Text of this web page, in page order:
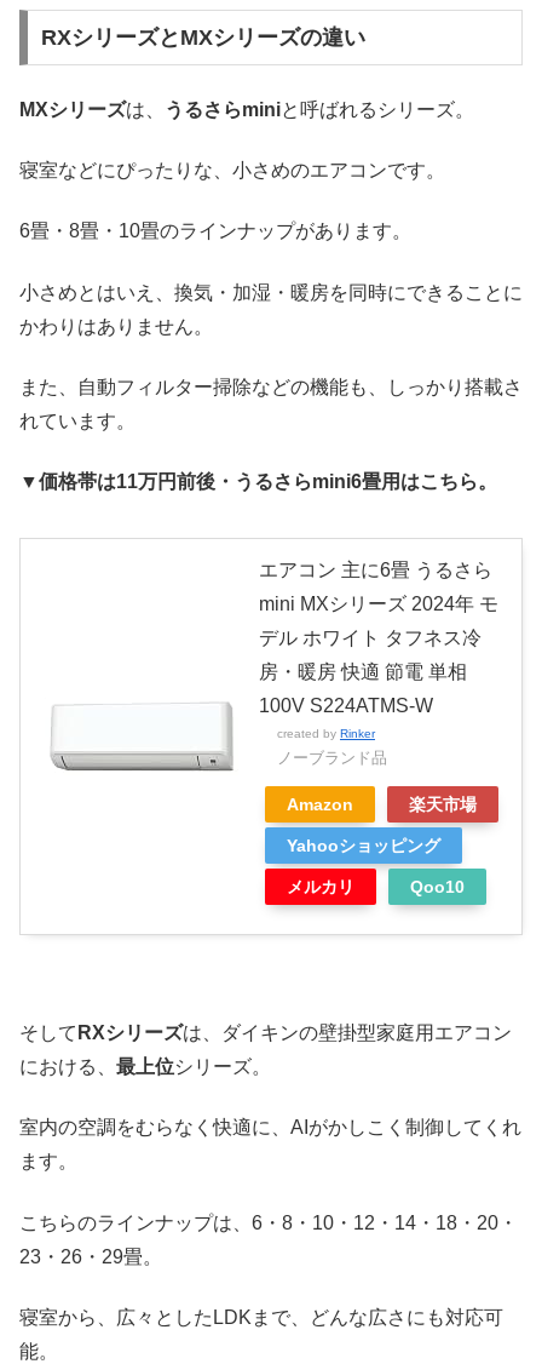
RXシリーズとMXシリーズの違い
MXシリーズは、 うるさらminiと呼ばれるシリーズ。
寝室などにぴったりな、小さめのエアコンです。
6畳・8畳・10畳のラインナップがあります。
小さめとはいえ、換気・加湿・暖房を同時にできることに
かわりはありません。
また、自動フィルター掃除などの機能も、しっかり搭載さ
れています。
▼価格帯は11万円前後・うるさらmini6畳用はこちら。
エアコン 主に6畳 うるさら
mini MXシリーズ 2024年 モ
デル ホワイト タフネス冷
房・暖房 快適 節電 単相
100V S224ATMS-W
created by Rinker
ノーブランド品
Amazon 楽天市場
Yahooショッピング
メルカリ Qoo10
そして RXシリーズは、ダイキンの壁掛型家庭用エアコン
における、 最上位シリーズ。
室内の空調をむらなく快適に、AIがかしこく制御してくれ
ます。
こちらのラインナップは、6・8・10・12・14・18・20・
23・26・29畳。
寝室から、広々としたLDKまで、どんな広さにも対応可
能。